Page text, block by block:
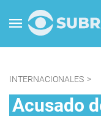
INTERNACIONALES >
Acusado